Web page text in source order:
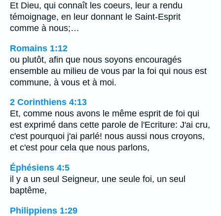
Et Dieu, qui connaît les coeurs, leur a rendu
témoignage, en leur donnant le Saint-Esprit
comme à nous;…
Romains 1:12
ou plutôt, afin que nous soyons encouragés
ensemble au milieu de vous par la foi qui nous est
commune, à vous et à moi.
2 Corinthiens 4:13
Et, comme nous avons le même esprit de foi qui
est exprimé dans cette parole de l'Ecriture: J'ai cru,
c'est pourquoi j'ai parlé! nous aussi nous croyons,
et c'est pour cela que nous parlons,
Éphésiens 4:5
il y a un seul Seigneur, une seule foi, un seul
baptême,
Philippiens 1:29